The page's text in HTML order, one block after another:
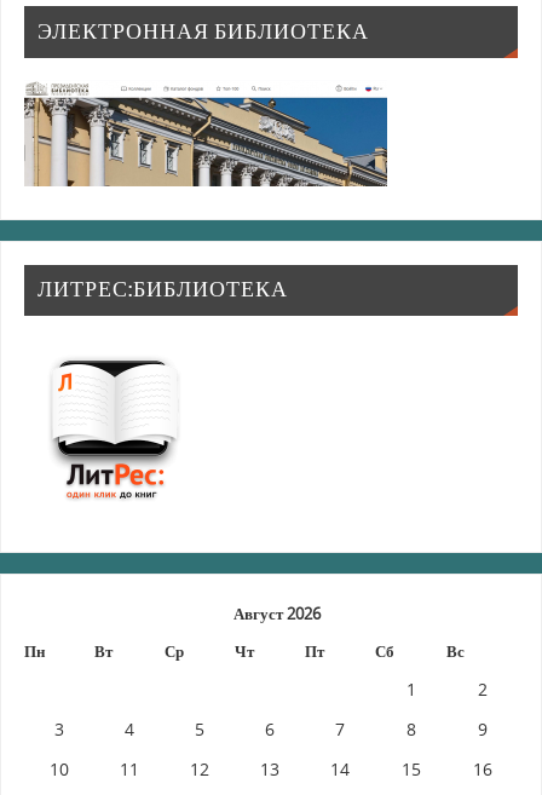
ЭЛЕКТРОННАЯ БИБЛИОТЕКА
ЛИТРЕС:БИБЛИОТЕКА
Август 2026
Пн
Вт Ср Чт Пт Сб Вс
1
2
3
4 5 6 7 8
9
10
11 12 13 14 15
16